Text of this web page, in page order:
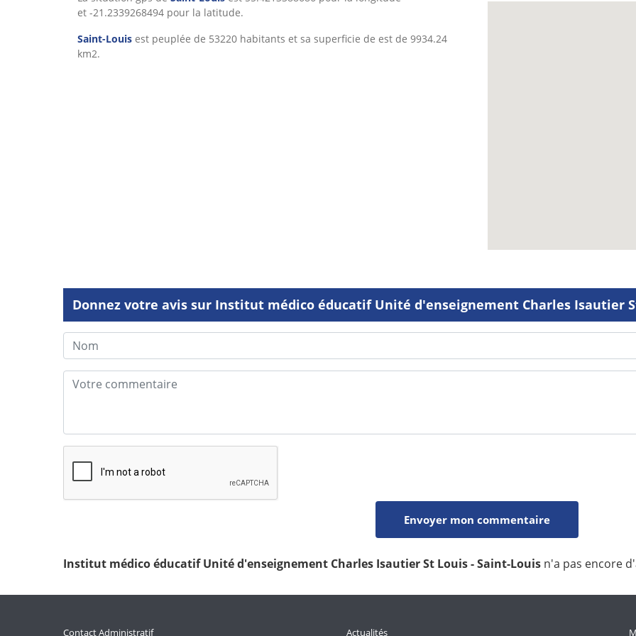
et -21.2339268494 pour la latitude.
Saint-Louis est peuplée de 53220 habitants et sa superficie de est de 9934.24
km2.
Donnez votre avis sur Institut médico éducatif Unité d'enseignement Charles Isautier
Institut médico éducatif Unité d'enseignement Charles Isautier St Louis - Saint-Louis n'a pas encore
Contact Administratif Actualités